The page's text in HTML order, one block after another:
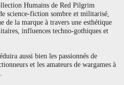
Humains de Red Pilgrim
science-fiction sombre et militarisé,
la marque à travers une esthétique
influences techno-gothiques et
aussi bien les passionnés de
et les amateurs de wargames à